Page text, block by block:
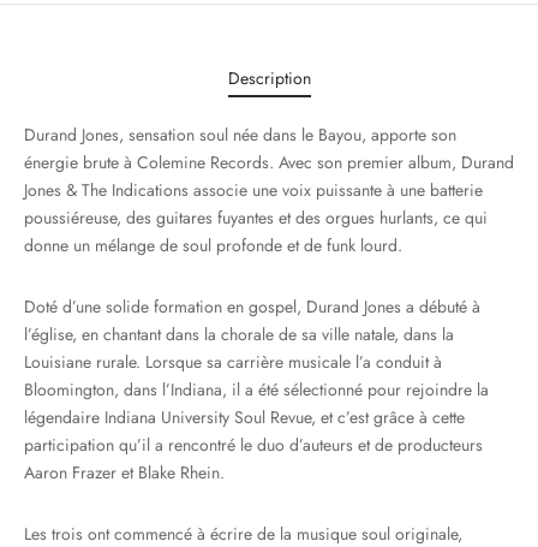
Description
Durand Jones, sensation soul née dans le Bayou, apporte son
énergie brute à Colemine Records. Avec son premier album, Durand
Jones & The Indications associe une voix puissante à une batterie
poussiéreuse, des guitares fuyantes et des orgues hurlants, ce qui
donne un mélange de soul profonde et de funk lourd.
Doté d’une solide formation en gospel, Durand Jones a débuté à
l’église, en chantant dans la chorale de sa ville natale, dans la
Louisiane rurale. Lorsque sa carrière musicale l’a conduit à
Bloomington, dans l’Indiana, il a été sélectionné pour rejoindre la
légendaire Indiana University Soul Revue, et c’est grâce à cette
participation qu’il a rencontré le duo d’auteurs et de producteurs
Aaron Frazer et Blake Rhein.
Les trois ont commencé à écrire de la musique soul originale,